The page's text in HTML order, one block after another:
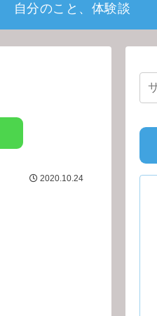
自分のこと、体験談
2020.10.24